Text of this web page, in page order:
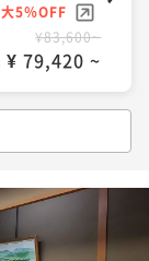
5％OFF
¥83,600~
¥ 79,420 ~
”をすべて
OUT12:00
大5％OFF
¥116,600~